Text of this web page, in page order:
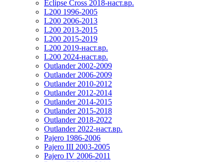
Eclipse Cross 2018-наст.вр.
L200 1996-2005
L200 2006-2013
L200 2013-2015
L200 2015-2019
L200 2019-наст.вр.
L200 2024-наст.вр.
Outlander 2002-2009
Outlander 2006-2009
Outlander 2010-2012
Outlander 2012-2014
Outlander 2014-2015
Outlander 2015-2018
Outlander 2018-2022
Outlander 2022-наст.вр.
Pajero 1986-2006
Pajero III 2003-2005
Pajero IV 2006-2011